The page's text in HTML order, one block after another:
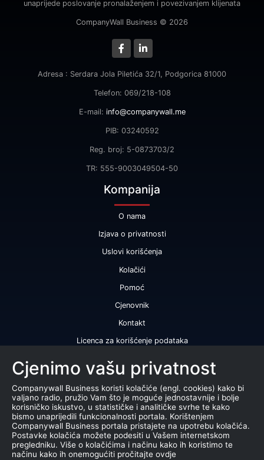
unaprijede poslovanje pronalaženjem i povezivanjem klijenata
CompanyWall Business © 2026
Adresa : Serdara Jola Piletića 32/1, Podgorica 81000
Telefon: 069/218-108
E-mail: info@companywall.me
PIB: 03240592
Reg. broj: 5-0873703/2
TR: 555-9003049504-50
Kompanija
O nama
Izjava o privatnosti
Uslovi korišćenja
Kolačići
Pomoć
Cjenovnik
Kontakt
Licenca za korišćenje podataka
Naše usluge
Bonitetna ocjena
Bonitetni izvještaj
Sertifikat bonitetne izvrsnosti
Proizvodi
Cjenimo vašu privatnost
Companywall Business koristi kolačiće (engl. cookies) kako bi
valjano radio, pružio Vam što je moguće jednostavnije i bolje
korisničko iskustvo, u statističke i analitičke svrhe te kako
bismo unaprijedili funkcionalnosti portala. Korištenjem
Companywall Business portala pristajete na upotrebu kolačića.
Postavke kolačića možete podesiti u Vašem internetskom
pregledniku. Više o kolačićima i načinu kako ih koristimo te
načinu kako ih onemogućiti pročitajte ovdje